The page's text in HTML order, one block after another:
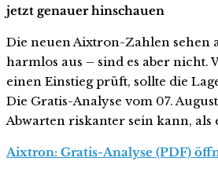
jetzt genauer hinschauen
Die neuen Aixtron-Zahlen sehen
harmlos aus – sind es aber nicht.
einen Einstieg prüft, sollte die
Die Gratis-Analyse vom 07.
Abwarten riskanter sein kann, als
Aixtron: Gratis-Analyse (PDF)